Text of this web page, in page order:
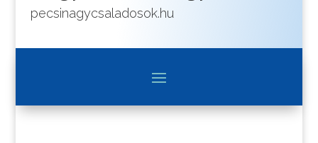
pecsinagycsaladosok.hu